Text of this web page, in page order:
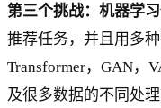
第三个挑战：机器学
推荐任务，并且用多
Transformer，GAN，
及很多数据的不同处理